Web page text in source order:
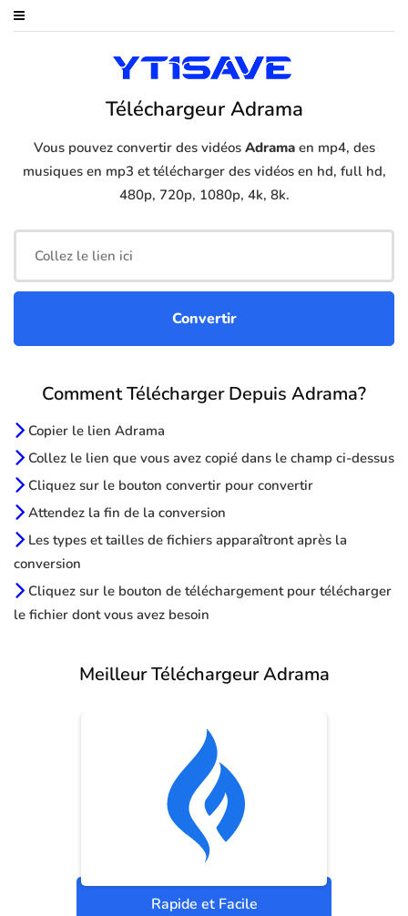
Téléchargeur Adrama
Vous pouvez convertir des vidéos Adramaen mp4, des
musiques en mp3 et télécharger des vidéos en hd, full hd,
480p, 720p, 1080p, 4k, 8k.
Comment Télécharger Depuis Adrama?
Copier le lien Adrama
Collez le lien que vous avez copié dans le champ ci-dessus
Cliquez sur le bouton convertir pour convertir
Attendez la fin de la conversion
Les types et tailles de fichiers apparaîtront après la
conversion
Cliquez sur le bouton de téléchargement pour télécharger
le fichier dont vous avez besoin
Meilleur Téléchargeur Adrama
Rapide et Facile